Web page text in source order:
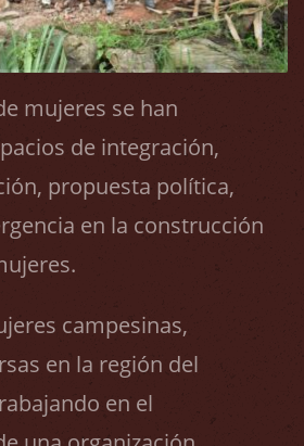
mujeres se han
de integración,
propuesta política,
en la construcción
campesinas,
en la región del
en el